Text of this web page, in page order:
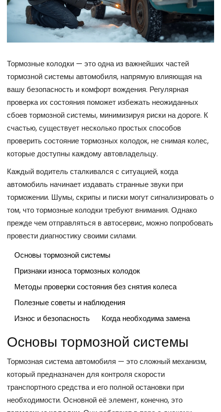
Тормозные колодки — это одна из важнейших частей
тормозной системы автомобиля, напрямую влияющая на
вашу безопасность и комфорт вождения. Регулярная
проверка их состояния поможет избежать неожиданных
сбоев тормозной системы, минимизируя риски на дороге. К
счастью, существует несколько простых способов
проверить состояние тормозных колодок, не снимая колес,
которые доступны каждому автовладельцу.
Каждый водитель сталкивался с ситуацией, когда
автомобиль начинает издавать странные звуки при
торможении. Шумы, скрипы и писки могут сигнализировать о
том, что тормозные колодки требуют внимания. Однако
прежде чем отправляться в автосервис, можно попробовать
провести диагностику своими силами.
Основы тормозной системы
Признаки износа тормозных колодок
Методы проверки состояния без снятия колеса
Полезные советы и наблюдения
Износ и безопасность
Когда необходима замена
Основы тормозной системы
Тормозная система автомобиля — это сложный механизм,
который предназначен для контроля скорости
транспортного средства и его полной остановки при
необходимости. Основной её элемент, конечно, это